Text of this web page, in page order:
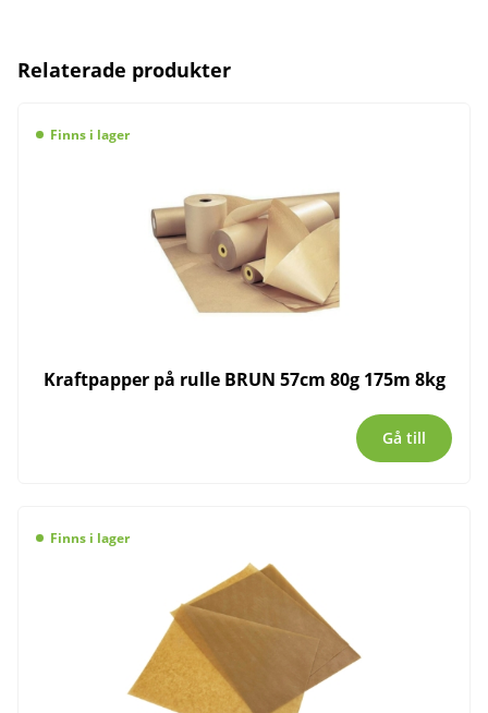
Relaterade produkter
Finns i lager
Kraftpapper på rulle BRUN 57cm 80g 175m 8kg
Gå till
Finns i lager